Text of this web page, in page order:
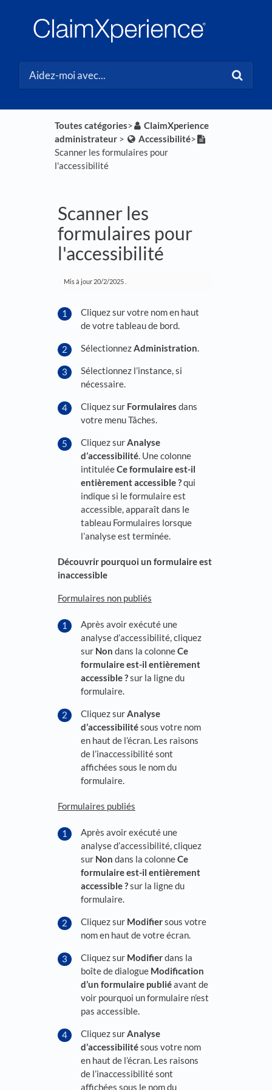
Toutes catégories​>​
​ClaimXperience
administrateur​ > ​ ​Accessibilité​>​
Scanner les formulaires pour
l'accessibilité
Scanner les
formulaires pour
l'accessibilité
Mis à jour 20/2/2025
Cliquez sur votre nom en haut
de votre tableau de bord.
SélectionnezAdministration.
Sélectionnez l’instance, si
nécessaire.
Cliquez sur Formulaires dans
votre menu Tâches.
Cliquez surAnalyse
d’accessibilité. Une colonne
intituléeCe formulaire est-il
entièrement accessible ?qui
indique si le formulaire est
accessible, apparaît dans le
tableau Formulaires lorsque
l’analyse est terminée.
Découvrir pourquoi un formulaire est
inaccessible
Formulaires non publiés
Après avoir exécuté une
analyse d’accessibilité, cliquez
sur Non dans la colonneCe
formulaire est-il entièrement
accessible ?sur la ligne du
formulaire.
Cliquez surAnalyse
d’accessibilitésous votre nom
en haut de l’écran. Les raisons
de l’inaccessibilité sont
affichées sous le nom du
formulaire.
Formulaires publiés
Après avoir exécuté une
analyse d’accessibilité, cliquez
sur Non dans la colonneCe
formulaire est-il entièrement
accessible ?sur la ligne du
formulaire.
Cliquez sur Modifiersous votre
nom en haut de votre écran.
Cliquez sur Modifierdans la
boîte de dialogue Modification
d’un formulaire publiéavant de
voir pourquoi un formulaire n’est
pas accessible.
Cliquez surAnalyse
d’accessibilitésous votre nom
en haut de l’écran. Les raisons
de l’inaccessibilité sont
affichées sous le nom du